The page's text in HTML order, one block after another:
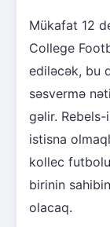
Mükafat 12
College
ediləcək, bu
səsvermə
gəlir. Rebels-
istisna
kollec
birinin
olacaq.